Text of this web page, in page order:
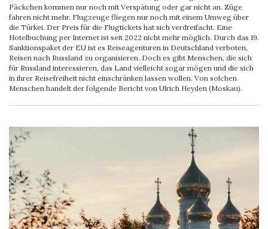
Päckchen kommen nur noch mit Verspätung oder gar nicht an. Züge
fahren nicht mehr. Flugzeuge fliegen nur noch mit einem Umweg über
die Türkei. Der Preis für die Flugtickets hat sich verdreifacht. Eine
Hotelbuchung per Internet ist seit 2022 nicht mehr möglich. Durch das 19.
Sanktionspaket der EU ist es Reiseagenturen in Deutschland verboten,
Reisen nach Russland zu organisieren. Doch es gibt Menschen, die sich
für Russland interessieren, das Land vielleicht sogar mögen und die sich
in ihrer Reisefreiheit nicht einschränken lassen wollen. Von solchen
Menschen handelt der folgende Bericht von Ulrich Heyden (Moskau).